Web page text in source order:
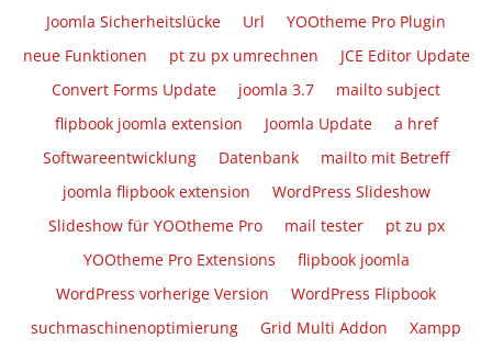
Joomla Sicherheitslücke
Url
YOOtheme Pro Plugin
neue Funktionen
pt zu px umrechnen
JCE Editor Update
Convert Forms Update
joomla 3.7
mailto subject
flipbook joomla extension
Joomla Update
a href
Softwareentwicklung
Datenbank
mailto mit Betreff
joomla flipbook extension
WordPress Slideshow
Slideshow für YOOtheme Pro
mail tester
pt zu px
YOOtheme Pro Extensions
flipbook joomla
WordPress vorherige Version
WordPress Flipbook
suchmaschinenoptimierung
Grid Multi Addon
Xampp